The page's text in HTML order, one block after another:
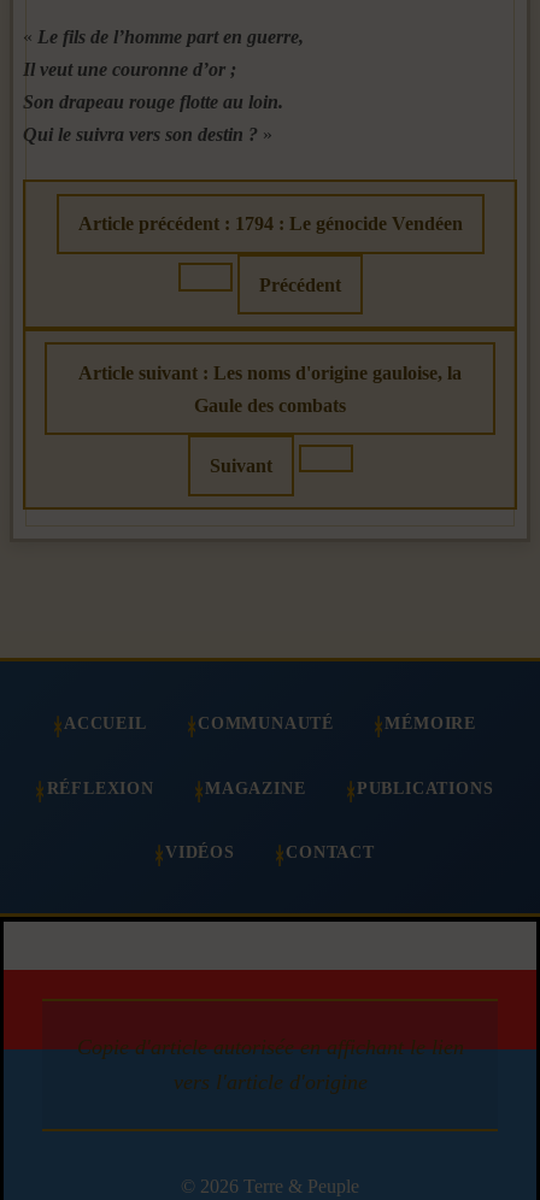
« Le fils de l’homme part en guerre,
Il veut une couronne d’or ;
Son drapeau rouge flotte au loin.
Qui le suivra vers son destin ? »
Article précédent : 1794 : Le génocide Vendéen
Précédent
Article suivant : Les noms d'origine gauloise, la
Gaule des combats
Suivant
ACCUEIL COMMUNAUTÉ MÉMOIRE
RÉFLEXION MAGAZINE PUBLICATIONS
VIDÉOS CONTACT
Copie d'article autorisée en affichant le lien
vers l'article d'origine
© 2026 Terre & Peuple